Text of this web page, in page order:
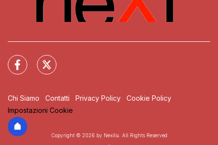
Chi Siamo Contatti Privacy Policy
Cookie Policy
Impostazioni Cookie
Copyright © 2026 by Nexilia. All Rights Reserved